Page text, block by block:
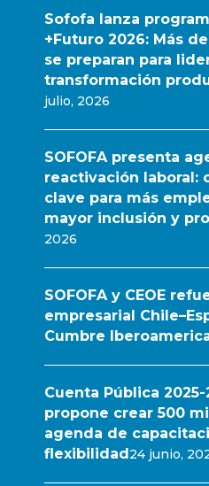
Sofofa lanza
+Futuro 2026: Más
se preparan para
transformación
julio, 2026
SOFOFA presenta
reactivación laboral:
clave para más
mayor inclusión y
2026
SOFOFA y CEOE
empresarial
Cumbre
Cuenta Pública 2025-
propone crear 500
agenda de
flexibilidad24 junio,